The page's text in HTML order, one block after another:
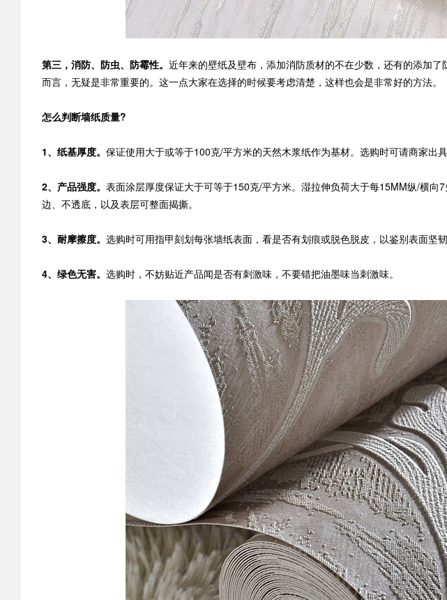
第三，消防、防虫、防霉性。 近年来的壁纸及壁布，添加消防质材的不在少数，还有的添加
而言，无疑是非常重要的。这一点大家在选择的时候要考虑清楚，这样也会是非常好的方法。
怎么判断墙纸质量?
1、纸基厚度。 保证使用大于或等于100克/平方米的天然木浆纸作为基材。选购时可请商家出具
2、产品强度。 表面涂层厚度保证大于可等于150克/平方米。湿拉伸负荷大于每15MM纵/横向
边、不透底，以及表层可整面揭撕。
3、耐摩擦度。 选购时可用指甲刻划每张墙纸表面，看是否有划痕或脱色脱皮，以鉴别表面坚韧
4、绿色无害。 选购时，不妨贴近产品闻是否有刺激味，不要错把油墨味当刺激味。